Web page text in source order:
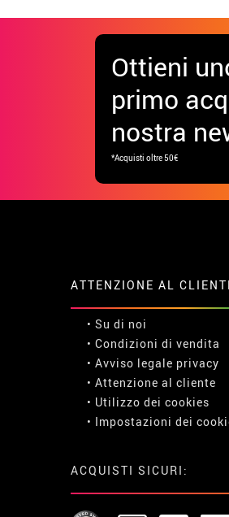
Ottieni
primo
nostra
*Acquisti oltre 50€
ATTENZIONE AL
• Su di noi
• Condizioni di vendita
• Avviso legale privacy
• Attenzione al cliente
• Utilizzo dei cookies
• Impostazioni dei
ACQUISTI SICURI: